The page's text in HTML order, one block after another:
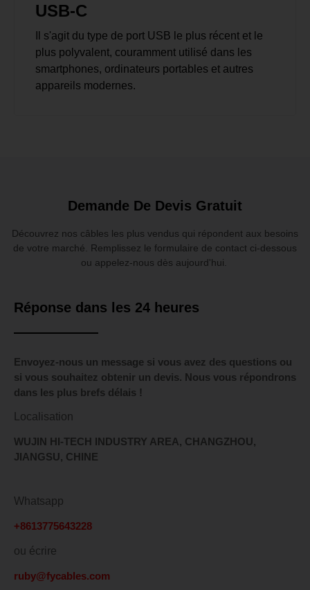
USB-C
Il s'agit du type de port USB le plus récent et le
plus polyvalent, couramment utilisé dans les
smartphones, ordinateurs portables et autres
appareils modernes.
Demande De Devis Gratuit
Découvrez nos câbles les plus vendus qui répondent aux besoins
de votre marché. Remplissez le formulaire de contact ci-dessous
ou appelez-nous dès aujourd'hui.
Réponse dans les 24 heures
Envoyez-nous un message si vous avez des questions ou
si vous souhaitez obtenir un devis. Nous vous répondrons
dans les plus brefs délais !
Localisation
WUJIN HI-TECH INDUSTRY AREA, CHANGZHOU,
JIANGSU, CHINE
Whatsapp
+8613775643228
ou écrire
ruby@fycables.com